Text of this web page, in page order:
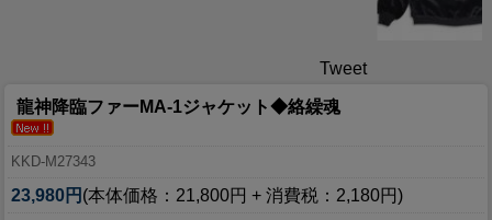
Tweet
龍神降臨ファーMA-1ジャケット◆絡繰魂
KKD-M27343
23,980円 (本体価格：21,800円 + 消費税：2,180円)